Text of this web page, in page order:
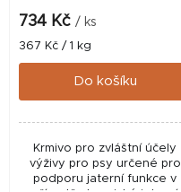
734 Kč / ks
Měrná
cena:
367 Kč / 1 kg
Do košíku
Krmivo pro zvláštní účely
výživy pro psy určené pro
podporu jaterní funkce v